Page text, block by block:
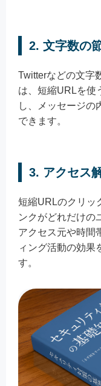
2. 文字数の
Twitterなどの文字
は、短縮URLを使
し、メッセージの
できます。
3. アクセス
短縮URLのクリッ
ンクがどれだけの
アクセス元や時間
ィング活動の効果
す。